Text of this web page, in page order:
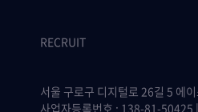
RECRUIT
서울 구로구 디지털로 26길 5 에
사업자등록번호 : 138-81-